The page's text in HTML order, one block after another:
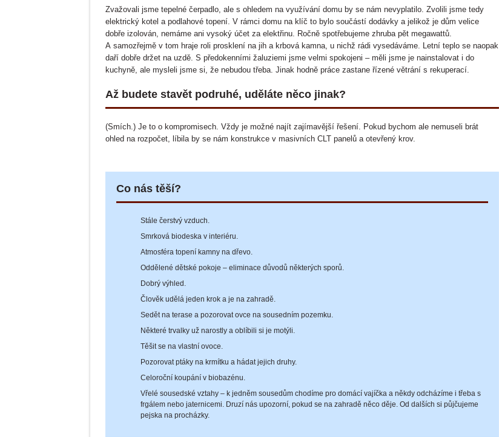
Zvažovali jsme tepelné čerpadlo, ale s ohledem na využívání domu by se nám nevyplatilo. Zvolili jsme tedy
elektrický kotel a podlahové topení. V rámci domu na klíč to bylo součástí dodávky a jelikož je dům velice
dobře izolován, nemáme ani vysoký účet za elektřinu. Ročně spotřebujeme zhruba pět megawattů.
A samozřejmě v tom hraje roli prosklení na jih a krbová kamna, u nichž rádi vysedáváme. Letní teplo se naopak
daří dobře držet na uzdě. S předokenními žaluziemi jsme velmi spokojeni – měli jsme je nainstalovat i do
kuchyně, ale mysleli jsme si, že nebudou třeba. Jinak hodně práce zastane řízené větrání s rekuperací.
Až budete stavět podruhé, uděláte něco jinak?
(Smích.) Je to o kompromisech. Vždy je možné najít zajímavější řešení. Pokud bychom ale nemuseli brát
ohled na rozpočet, líbila by se nám konstrukce v masivních CLT panelů a otevřený krov.
Co nás těší?
Stále čerstvý vzduch.
Smrková biodeska v interiéru.
Atmosféra topení kamny na dřevo.
Oddělené dětské pokoje – eliminace důvodů některých sporů.
Dobrý výhled.
Člověk udělá jeden krok a je na zahradě.
Sedět na terase a pozorovat ovce na sousedním pozemku.
Některé trvalky už narostly a oblíbili si je motýli.
Těšit se na vlastní ovoce.
Pozorovat ptáky na krmítku a hádat jejich druhy.
Celoroční koupání v biobazénu.
Vřelé sousedské vztahy – k jedněm sousedům chodíme pro domácí vajíčka a někdy odcházíme i třeba s
frgálem nebo jaternicemi. Druzí nás upozorní, pokud se na zahradě něco děje. Od dalších si půjčujeme
pejska na procházky.